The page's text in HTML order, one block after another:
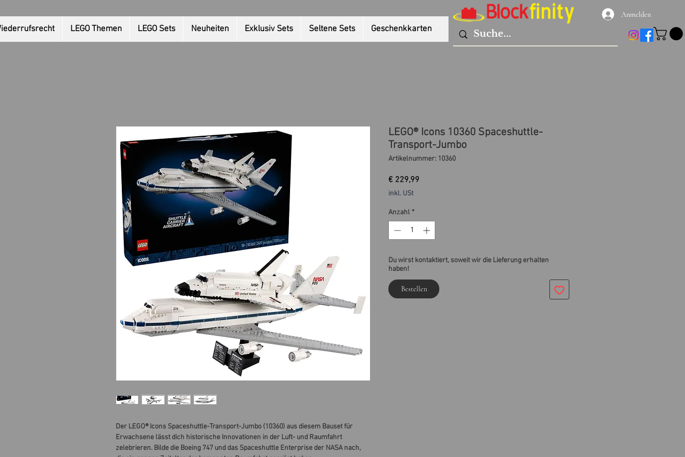
LEGO Themen LEGO Sets Neuheiten Exklusiv Sets Seltene Sets Geschenkkarten
Anmelden
Der LEGO® Icons Spaceshuttle-Transport-Jumbo (10360) aus diesem Bauset für
Erwachsene lässt dich historische Innovationen in der Luft- und Raumfahrt
zelebrieren. Bilde die Boeing 747 und das Spaceshuttle Enterprise der NASA nach,
LEGO® Icons 10360 Spaceshuttle-
Transport-Jumbo
Artikelnummer: 10360
€ 229,99
inkl. USt
Anzahl *
Du wirst kontaktiert, soweit wir die Lieferung erhalten
haben!
Bestellen